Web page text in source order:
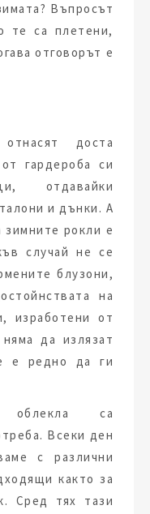
Въпросът
те са плетени,
отговорът е
доста
гардероба си
отдавайки
и дънки. А
рокли е
случай не се
блузони,
на
изработени от
да излязат
е редно да ги
облекла са
Всеки ден
с различни
както за
Сред тях тази